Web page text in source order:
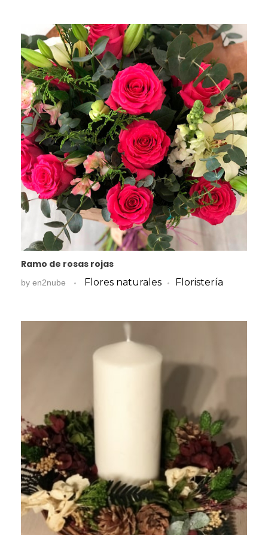
Ramo de rosas rojas
by en2nube Flores naturales Floristería